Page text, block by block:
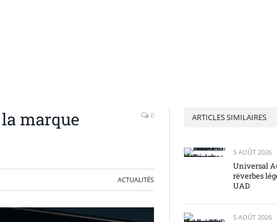
marque
0
ACTUALITÉS
ARTICLES SIMILAIRES
5 AOÛT 2026
Universal
réverbes
UAD
5 AOÛT 2026